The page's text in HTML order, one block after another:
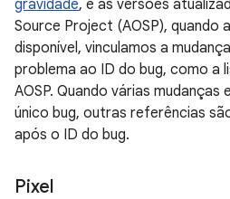
gravidade, e as versões
Source Project (AOSP), quando
disponível, vinculamos a
problema ao ID do bug, como a
AOSP. Quando várias
único bug, outras referências
após o ID do bug.
Pixel